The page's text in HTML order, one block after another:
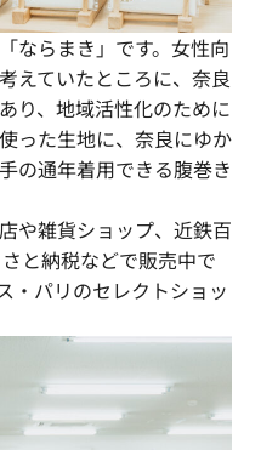
ならまき」です。女性向
えていたところに、奈良
り、地域活性化のために
った生地に、奈良にゆか
の通年着用できる腹巻き
や雑貨ショップ、近鉄百
と納税などで販売中で
・パリのセレクトショッ